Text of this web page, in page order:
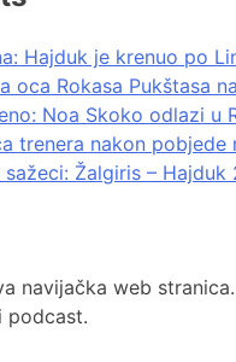
Hajduk je krenuo po
oca Rokasa Pukštasa
Noa Skoko odlazi u
trenera nakon pobjede
sažeci: Žalgiris –
navijačka web stranica.
podcast.